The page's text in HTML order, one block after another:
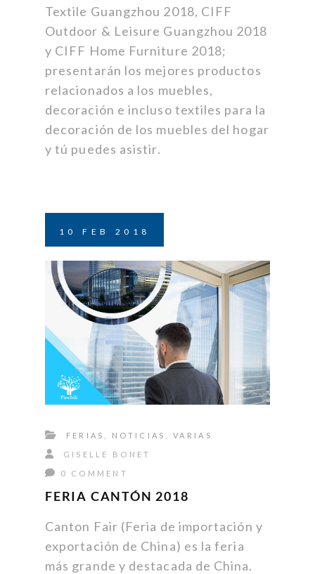
Textile Guangzhou 2018, CIFF
Outdoor & Leisure Guangzhou 2018
y CIFF Home Furniture 2018;
presentarán los mejores productos
relacionados a los muebles,
decoración e incluso textiles para la
decoración de los muebles del hogar
y tú puedes asistir.
10 FEB 2018
FERIAS NOTICIAS ,VARIAS
GISELLE BONET
0 COMMENT
FERIA CANTÓN 2018
Canton Fair (Feria de importación y
exportación de China) es la feria
más grande y destacada de China.